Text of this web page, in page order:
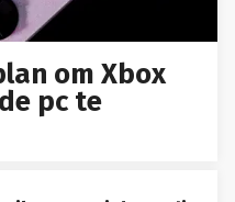
om Xbox
pc te